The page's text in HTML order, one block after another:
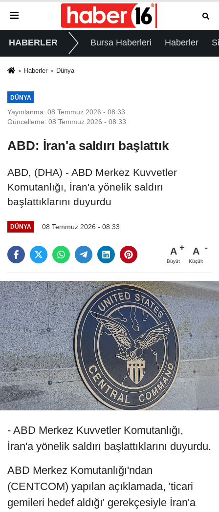
HABERLER Bursa Haberleri Haberler
Haberler Dünya
DÜNYA
Yayınlanma: 08 Temmuz 2026 - 08:33
Güncelleme: 08 Temmuz 2026 - 08:33
ABD: İran'a saldırı başlattık
ABD, (DHA) - ABD Merkez Kuvvetler
Komutanlığı, İran'a yönelik saldırı
başlattıklarını duyurdu
DÜNYA 08 Temmuz 2026 - 08:33
A
Büyüt
A
Küçült
- ABD Merkez Kuvvetler Komutanlığı,
İran'a yönelik saldırı başlattıklarını duyurdu.
ABD Merkez Komutanlığı'ndan
(CENTCOM) yapılan açıklamada, 'ticari
gemileri hedef aldığı' gerekçesiyle İran'a